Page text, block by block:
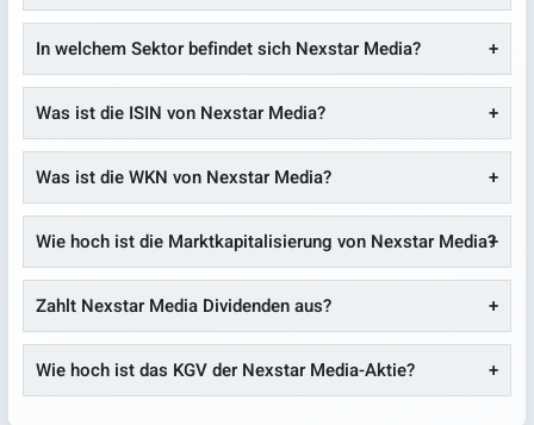
In welchem Sektor befindet sich Nexstar Media?
Was ist die ISIN von Nexstar Media?
Was ist die WKN von Nexstar Media?
Wie hoch ist die Marktkapitalisierung von Nexstar Media?
Zahlt Nexstar Media Dividenden aus?
Wie hoch ist das KGV der Nexstar Media-Aktie?